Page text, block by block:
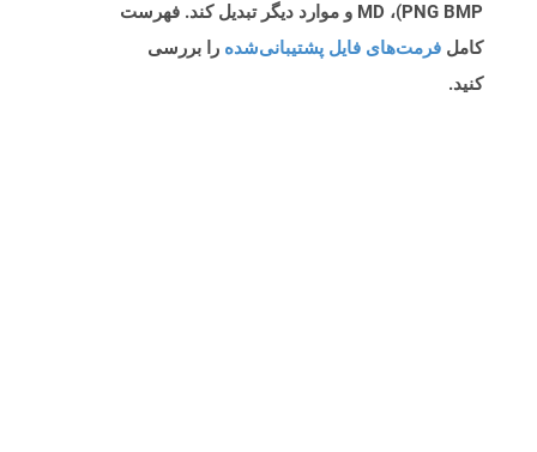
PNG BMP)، MD و موارد دیگر تبدیل کند. فهرست
کامل فرمت‌های فایل پشتیبانی‌شده را بررسی
کنید.